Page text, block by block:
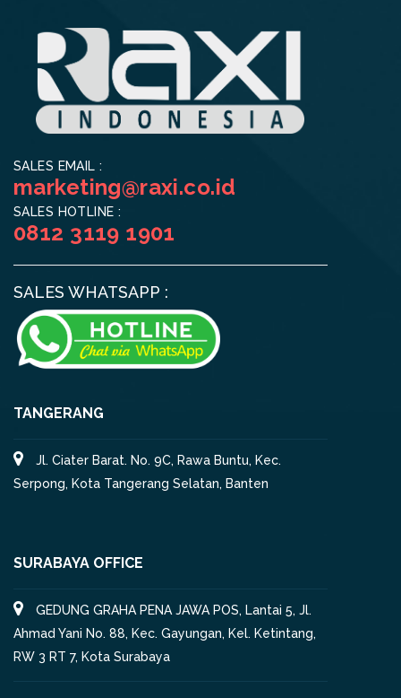
SALES EMAIL :
marketing@raxi.co.id
SALES HOTLINE :
0812 3119 1901
SALES WHATSAPP :
TANGERANG
Jl. Ciater Barat. No. 9C, Rawa Buntu, Kec.
Serpong, Kota Tangerang Selatan, Banten
SURABAYA OFFICE
GEDUNG GRAHA PENA JAWA POS, Lantai 5, Jl.
Ahmad Yani No. 88, Kec. Gayungan, Kel. Ketintang,
RW 3 RT 7, Kota Surabaya